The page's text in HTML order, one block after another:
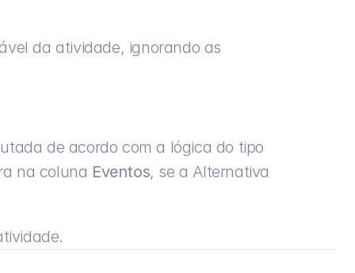
da atividade, ignorando as
de acordo com a lógica do tipo
na coluna Eventos, se a Alternativa